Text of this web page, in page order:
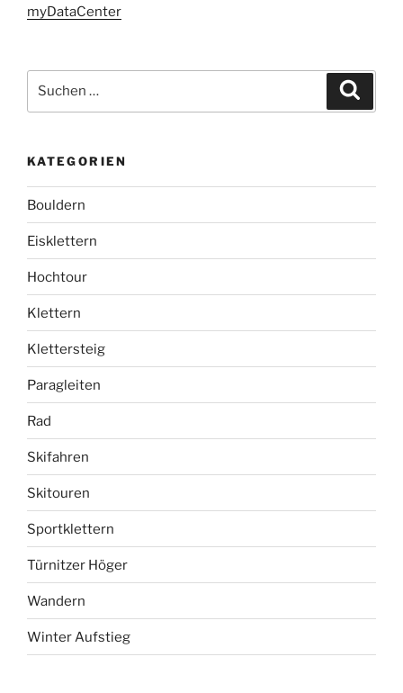
myDataCenter
nach:
KATEGORIEN
Bouldern
Eisklettern
Hochtour
Klettern
Klettersteig
Paragleiten
Rad
Skifahren
Skitouren
Sportklettern
Türnitzer Höger
Wandern
Winter Aufstieg